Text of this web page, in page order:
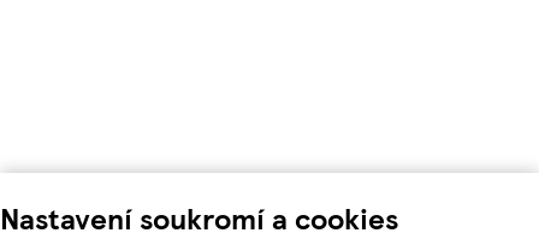
Nastavení soukromí a cookies